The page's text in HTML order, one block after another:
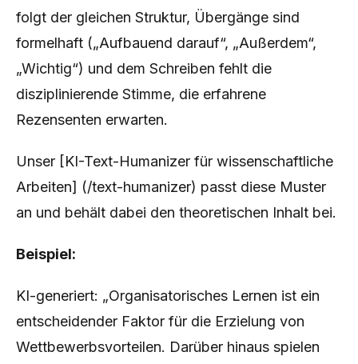
folgt der gleichen Struktur, Übergänge sind
formelhaft („Aufbauend darauf“, „Außerdem“,
„Wichtig“) und dem Schreiben fehlt die
disziplinierende Stimme, die erfahrene
Rezensenten erwarten.
Unser [KI-Text-Humanizer für wissenschaftliche
Arbeiten] (/text-humanizer) passt diese Muster
an und behält dabei den theoretischen Inhalt bei.
Beispiel:
KI-generiert: „Organisatorisches Lernen ist ein
entscheidender Faktor für die Erzielung von
Wettbewerbsvorteilen. Darüber hinaus spielen